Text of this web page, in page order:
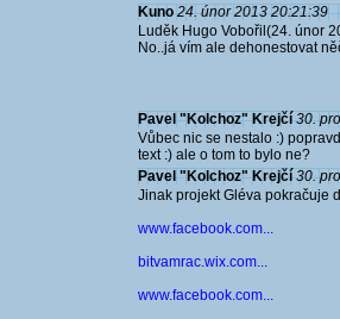
Kuno 24. únor 2013 20:21:39
Luděk Hugo Vobořil(24. únor
No..já vím ale dehonestovat
Pavel "Kolchoz" Krejčí 30.
Vůbec nic se nestalo :)
text :) ale o tom to bylo ne?
Pavel "Kolchoz" Krejčí 30.
Jinak projekt Gléva pokračuje
www.facebook.com...
bitvamrac.wix.com...
www.facebook.com...